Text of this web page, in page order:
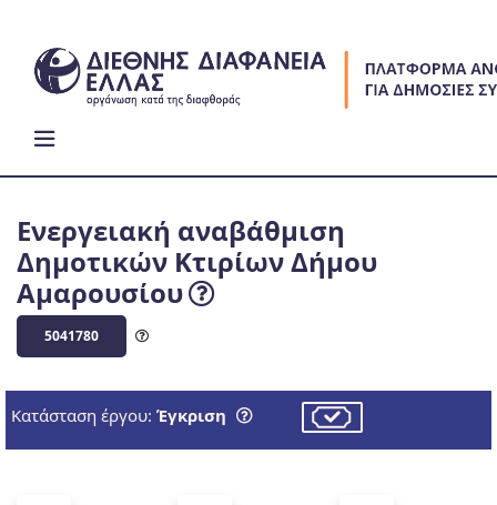
content
Ενεργειακή αναβάθμιση
Δημοτικών Κτιρίων Δήμου
Αμαρουσίου
5041780
Κατάσταση έργου: Έγκριση